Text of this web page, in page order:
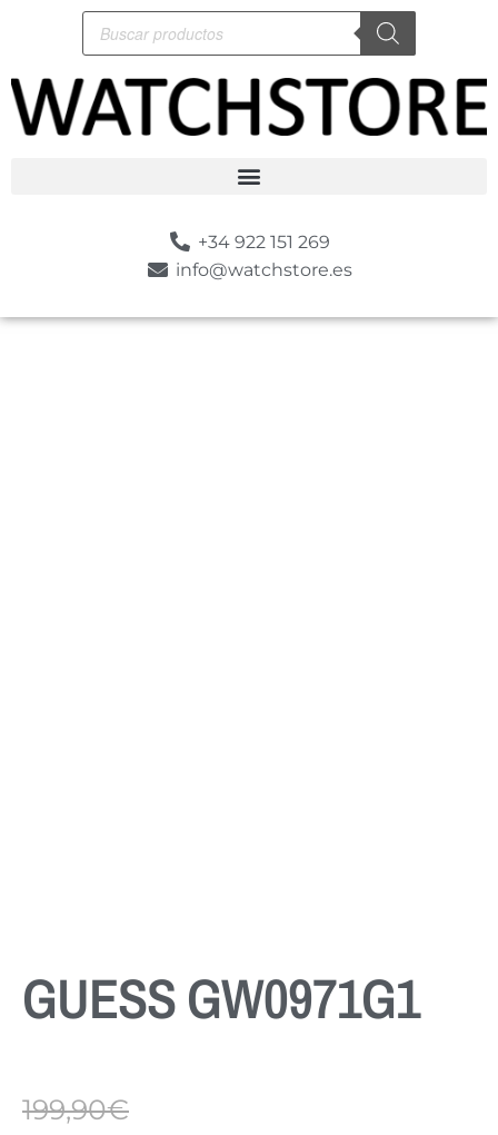
+34 922 151 269
info@watchstore.es
GUESS GW0971G1
199,90€